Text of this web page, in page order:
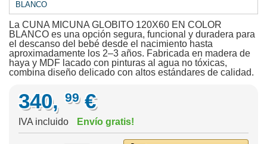
La CUNA MICUNA GLOBITO 120X60 EN COLOR
BLANCO es una opción segura, funcional y duradera para
el descanso del bebé desde el nacimiento hasta
aproximadamente los 2–3 años. Fabricada en madera de
haya y MDF lacado con pinturas al agua no tóxicas,
combina diseño delicado con altos estándares de calidad.
340, 99 €
IVA incluido Envío gratis!